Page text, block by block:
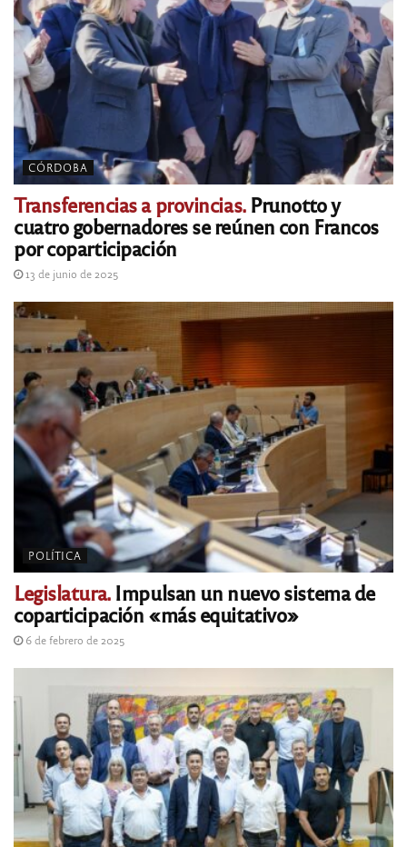
CÓRDOBA
Transferencias a provincias.Prunotto y
cuatro gobernadores se reúnen con Francos
por coparticipación
13 de junio de 2025
POLÍTICA
Legislatura.Impulsan un nuevo sistema de
coparticipación «más equitativo»
6 de febrero de 2025